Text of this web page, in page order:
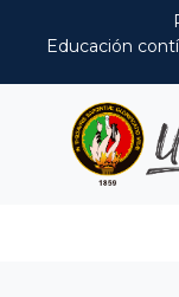
Educación